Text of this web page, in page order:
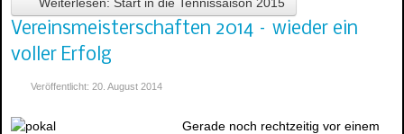
Vereinsmeisterschaften 2014 – wieder ein
voller Erfolg
Veröffentlicht: 20. August 2014
Gerade noch rechtzeitig vor einem